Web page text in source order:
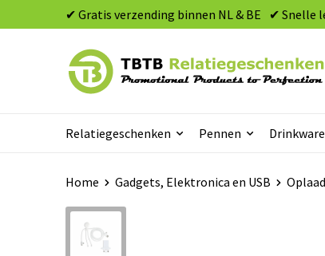
✔ Gratis verzending binnen NL & BE ✔ Snelle
Relatiegeschenken Pennen
Home Gadgets, Elektronica en USB